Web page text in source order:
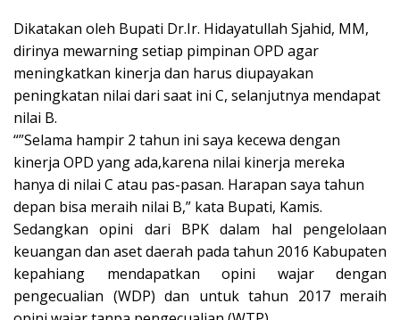
Dikatakan oleh Bupati Dr.Ir. Hidayatullah Sjahid, MM,
dirinya mewarning setiap pimpinan OPD agar
meningkatkan kinerja dan harus diupayakan
peningkatan nilai dari saat ini C, selanjutnya mendapat
nilai B.
“”Selama hampir 2 tahun ini saya kecewa dengan
kinerja OPD yang ada,karena nilai kinerja mereka
hanya di nilai C atau pas-pasan. Harapan saya tahun
depan bisa meraih nilai B,” kata Bupati, Kamis.
Sedangkan opini dari BPK dalam hal pengelolaan
keuangan dan aset daerah pada tahun 2016 Kabupaten
kepahiang mendapatkan opini wajar dengan
pengecualian (WDP) dan untuk tahun 2017 meraih